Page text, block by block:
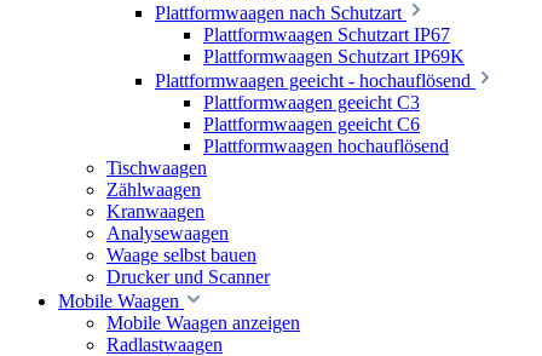
Plattformwaagen nach Schutzart
Plattformwaagen Schutzart IP67
Plattformwaagen Schutzart IP69K
Plattformwaagen geeicht - hochauflösend
Plattformwaagen geeicht C3
Plattformwaagen geeicht C6
Plattformwaagen hochauflösend
Tischwaagen
Zählwaagen
Kranwaagen
Analysewaagen
Waage selbst bauen
Drucker und Scanner
Mobile Waagen
Mobile Waagen anzeigen
Radlastwaagen